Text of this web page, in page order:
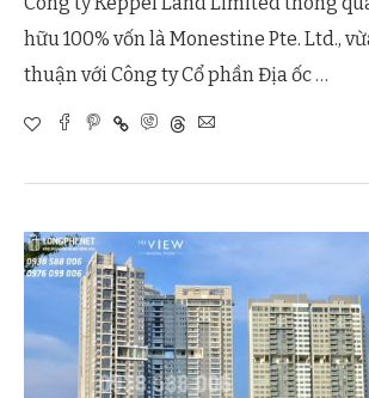
hữu 100% vốn là Monestine Pte. Ltd.,
thuận với Công ty Cổ phần Địa ốc …